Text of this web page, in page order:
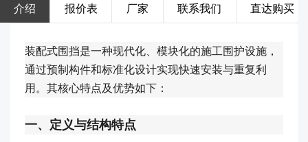
介绍 报价表 厂家 联系我们 直达购买
装配式围挡是一种现代化、模块化的施工围护设施，
通过预制构件和标准化设计实现快速安装与重复利
用。其核心特点及优势如下：
一、定义与结构特点